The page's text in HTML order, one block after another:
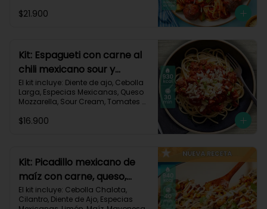
Molida (150g/p), Salsa de Tomates
Carbohidratos 90g | Grasas 49g |
Proteínas 45g
$21.900
Kit: Espagueti con carne al
chili mexicano sour y
queso-35
El kit incluye: Diente de ajo, Cebolla
Larga, Especias Mexicanas, Queso
Mozzarella, Sour Cream, Tomates
Molida (150g/p), Receta Impresa.
$16.900
Kit: Picadillo mexicano de
maíz con carne, queso,
criollas y crema de limón-
139
El kit incluye: Cebolla Chalota,
Cilantro, Diente de Ajo, Especias